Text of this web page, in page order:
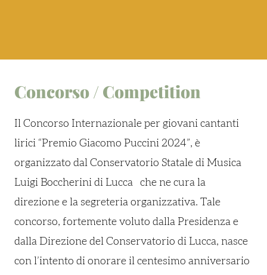
Concorso / Competition
Il Concorso Internazionale per giovani cantanti
lirici “Premio Giacomo Puccini 2024”, è
organizzato dal Conservatorio Statale di Musica
Luigi Boccherini di Lucca
che ne cura la
direzione e la segreteria organizzativa. Tale
concorso, fortemente voluto dalla Presidenza e
dalla Direzione del Conservatorio di Lucca, nasce
con l’intento di onorare il centesimo anniversario